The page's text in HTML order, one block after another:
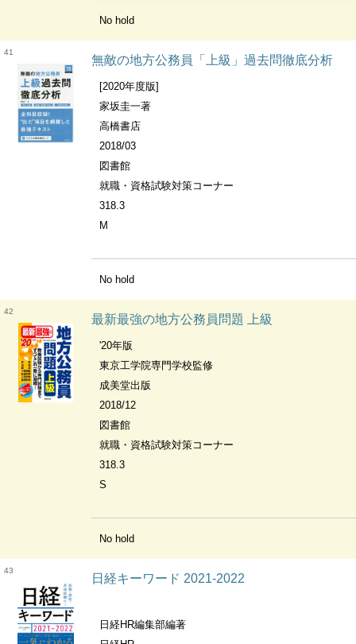
No hold
41
無敵の地方公務員「上級」過去問徹底分析
[2020年度版]
家坂圭一著
高橋書店
2018/03
図書館
就職・資格試験対策コーナー
318.3
M
No hold
42
最新最強の地方公務員問題 上級
'20年版
東京工学院専門学校監修
成美堂出版
2018/12
図書館
就職・資格試験対策コーナー
318.3
S
No hold
43
日経キーワード 2021-2022
日経HR編集部編著